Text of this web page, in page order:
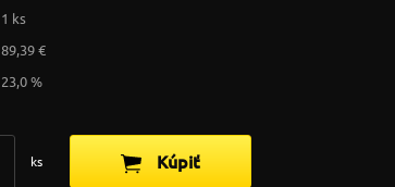
1 ks
89,39 €
23,0 %
ks Kúpiť